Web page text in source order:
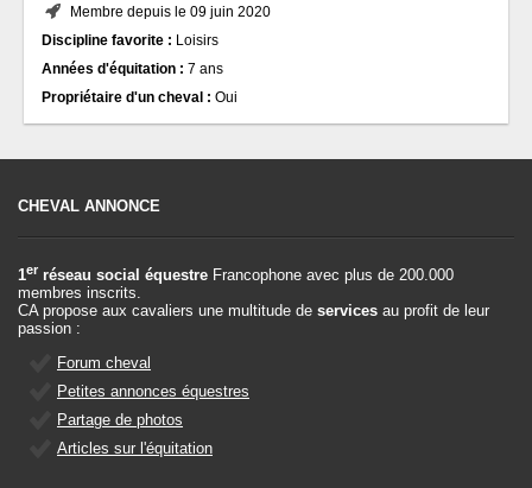
Membre depuis le 09 juin 2020
Discipline favorite : Loisirs
Années d'équitation : 7 ans
Propriétaire d'un cheval : Oui
CHEVAL ANNONCE
1er réseau social équestre Francophone avec plus de 200.000
membres inscrits.
CA propose aux cavaliers une multitude de services au profit de leur
passion :
Forum cheval
Petites annonces équestres
Partage de photos
Articles sur l'équitation